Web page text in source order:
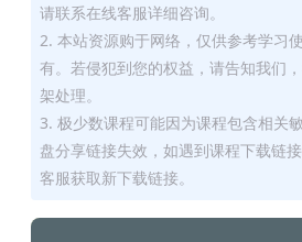
请联系在线客服详细咨询。
2. 本站资源购于网络，仅供参考学习
有。若侵犯到您的权益，请告知我们
架处理。
3. 极少数课程可能因为课程包含相关
盘分享链接失效，如遇到课程下载链
客服获取新下载链接。